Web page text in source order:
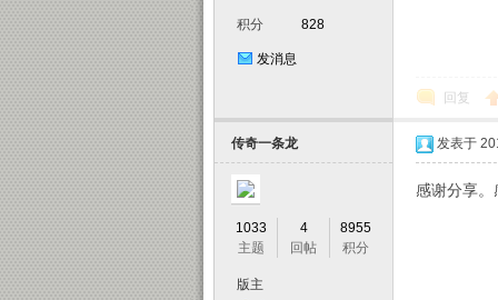
积分 828
发消息
回复
传奇一条龙
1033
主题
4
回帖
8955
积分
版主
发表于
感谢分享